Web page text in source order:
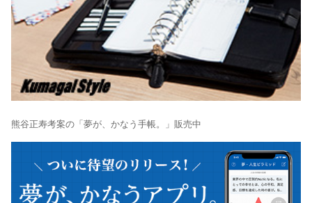
熊谷正寿考案の「夢が、かなう手帳。」販売中